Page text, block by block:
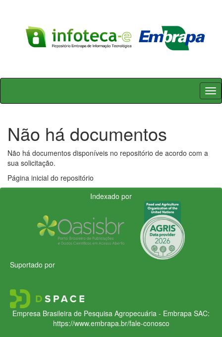
Skip
Não há documentos
Não há documentos disponíveis no repositório de acordo com a
sua solicitação.
Página inicial do repositório
Indexado por
Suportado por
Empresa Brasileira de Pesquisa Agropecuária - Embrapa SAC:
https://www.embrapa.br/fale-conosco